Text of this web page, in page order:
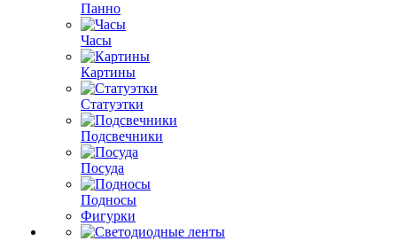
Панно
Часы
Картины
Статуэтки
Подсвечники
Посуда
Подносы
Фигурки